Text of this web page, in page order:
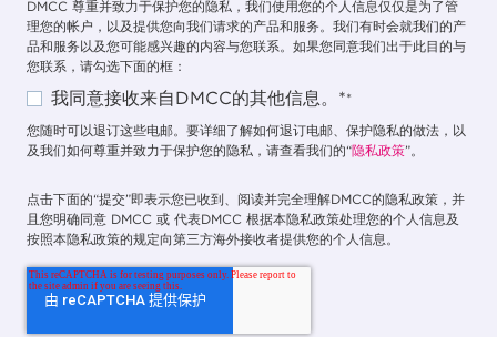
DMCC 尊重并致力于保护您的隐私，我们使用您的个人信息仅仅是为了管
理您的帐户，以及提供您向我们请求的产品和服务。我们有时会就我们的产
品和服务以及您可能感兴趣的内容与您联系。如果您同意我们出于此目的与
您联系，请勾选下面的框：
我同意接收来自DMCC的其他信息。**
您随时可以退订这些电邮。要详细了解如何退订电邮、保护隐私的做法，以
及我们如何尊重并致力于保护您的隐私，请查看我们的“隐私政策”。
点击下面的“提交”即表示您已收到、阅读并完全理解DMCC的隐私政策，并
且您明确同意 DMCC 或 代表DMCC 根据本隐私政策处理您的个人信息及
按照本隐私政策的规定向第三方海外接收者提供您的个人信息。